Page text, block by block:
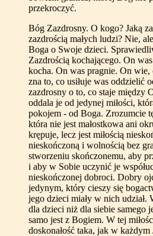
przekroczyć.
Bóg Zazdrosny. O kogo? Jaką
zazdrością małych ludzi? Nie,
Boga o Swoje dzieci.
Zazdrością kochającego. On
kocha. On was pragnie. On
zna to, co usiłuje was oddzielić
zazdrosny o to, co staje między
oddala je od jedynej miłości,
pokojem - od Boga. Zrozumcie
która nie jest małostkowa ani
krępuje, lecz jest miłością
nieskończoną i wolnością bez
stworzeniu skończonemu, aby
i aby w Sobie uczynić je
nieskończonej dobroci. Dobry
jedynym, który cieszy się
jego dzieci miały w nich udział.
dla dzieci niż dla siebie samego
samo jest z Bogiem. W tej
doskonałość taka, jak w każdym